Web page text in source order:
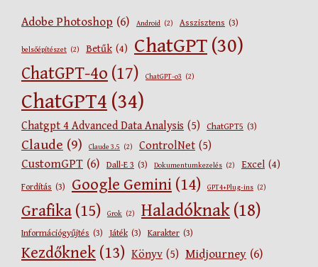
Adobe Photoshop (6) Android (2) Asszisztens (3)
belsőépítészet (2) Betűk (4) ChatGPT (30)
ChatGPT-4o (17) ChatGPT-o3 (2)
ChatGPT4 (34)
Chatgpt 4 Advanced Data Analysis (5) ChatGPT5 (3)
Claude (9) Claude 3.5 (2) ControlNet (5)
CustomGPT (6) Dall-E 3 (3) Dokumentumkezelés (2) Excel (4)
Fordítás (3) Google Gemini (14) GPT4+Plug-ins (2)
Grafika (15) Grok (2) Haladóknak (18)
Információgyűjtés (3) Játék (3) Karakter (3)
Kezdőknek (13) Könyv (5) Midjourney (6)